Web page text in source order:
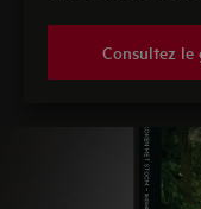
Consultez le